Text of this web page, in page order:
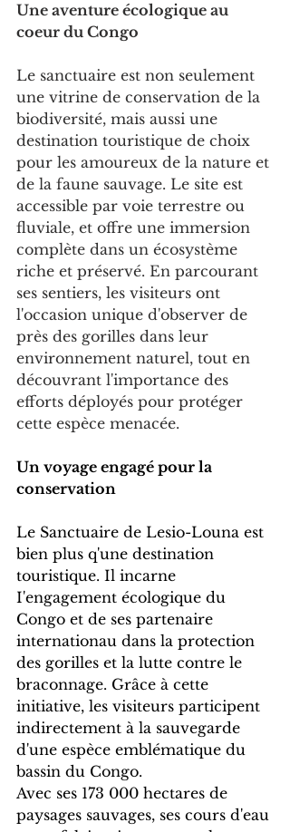
Une aventure écologique au
coeur du Congo
Le sanctuaire est non seulement
une vitrine de conservation de la
biodiversité, mais aussi une
destination touristique de choix
pour les amoureux de la nature et
de la faune sauvage. Le site est
accessible par voie terrestre ou
fluviale, et offre une immersion
complète dans un écosystème
riche et préservé. En parcourant
ses sentiers, les visiteurs ont
l'occasion unique d'observer de
près des gorilles dans leur
environnement naturel, tout en
découvrant l'importance des
efforts déployés pour protéger
cette espèce menacée.
Un voyage engagé pour la
conservation
Le Sanctuaire de Lesio-Louna est
bien plus q'une destination
touristique. Il incarne
I'engagement écologique du
Congo et de ses partenaire
internationau dans la protection
des gorilles et la lutte contre le
braconnage. Grâce à cette
initiative, les visiteurs participent
indirectement à la sauvegarde
d'une espèce emblématique du
bassin du Congo.
Avec ses 173 000 hectares de
paysages sauvages, ses cours d'eau